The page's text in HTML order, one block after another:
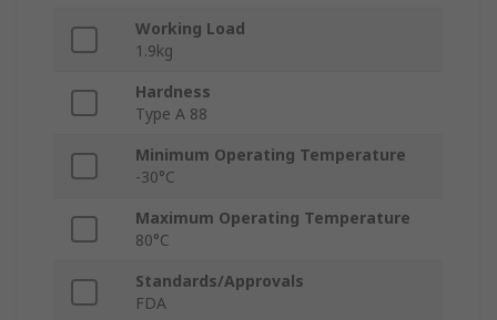
Working Load
1.9kg
Hardness
Type A 88
Minimum Operating Temperature
-30°C
Maximum Operating Temperature
80°C
Standards/Approvals
FDA